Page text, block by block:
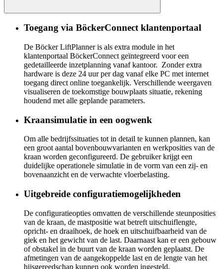
Toegang via BöckerConnect klantenportaal
De Böcker LiftPlanner is als extra module in het
klantenportaal BöckerConnect geïntegreerd voor een
gedetailleerde inzetplanning vanaf kantoor. Zonder extra
hardware is deze 24 uur per dag vanaf elke PC met internet
toegang direct online toegankelijk. Verschillende weergaven
visualiseren de toekomstige bouwplaats situatie, rekening
houdend met alle geplande parameters.
Kraansimulatie in een oogwenk
Om alle bedrijfssituaties tot in detail te kunnen plannen, kan
een groot aantal bovenbouwvarianten en werkposities van de
kraan worden geconfigureerd. De gebruiker krijgt een
duidelijke operationele simulatie in de vorm van een zij- en
bovenaanzicht en de verwachte vloerbelasting.
Uitgebreide configuratiemogelijkheden
De configuratieopties omvatten de verschillende steunposities
van de kraan, de mastpositie wat betreft uitschuiflengte,
opricht- en draaihoek, de hoek en uitschuifbaarheid van de
giek en het gewicht van de last. Daarnaast kan er een gebouw
of obstakel in de buurt van de kraan worden geplaatst. De
afmetingen van de aangekoppelde last en de lengte van het
hijsgereedschap kunnen ook worden ingesteld.